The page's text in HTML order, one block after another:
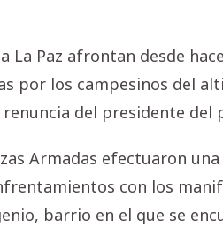
La Paz afrontan desde
por los campesinos del
del presidente del
Armadas efectuaron
con los
barrio en el que se